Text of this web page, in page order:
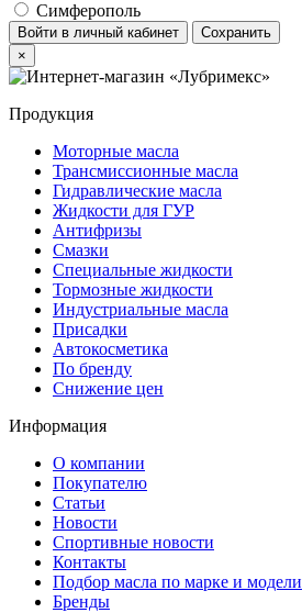
Симферополь
Войти в личный кабинет
Сохранить
×
Продукция
Моторные масла
Трансмиссионные масла
Гидравлические масла
Жидкости для ГУР
Антифризы
Смазки
Специальные жидкости
Тормозные жидкости
Индустриальные масла
Присадки
Автокосметика
По бренду
Снижение цен
Информация
О компании
Покупателю
Статьи
Новости
Спортивные новости
Контакты
Подбор масла по марке и модели
Бренды